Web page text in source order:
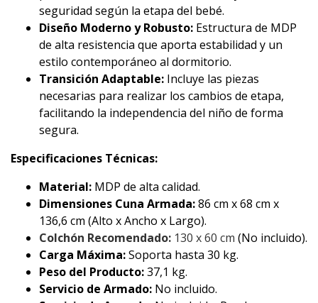
seguridad según la etapa del bebé.
Diseño Moderno y Robusto: Estructura de MDP
de alta resistencia que aporta estabilidad y un
estilo contemporáneo al dormitorio.
Transición Adaptable: Incluye las piezas
necesarias para realizar los cambios de etapa,
facilitando la independencia del niño de forma
segura.
Especificaciones Técnicas:
Material: MDP de alta calidad.
Dimensiones Cuna Armada:86 cm x 68 cm x
136,6 cm (Alto x Ancho x Largo).
Colchón Recomendado: 130 x 60 cm (No incluido).
Carga Máxima:Soporta hasta 30 kg.
Peso del Producto:37,1 kg.
Servicio de Armado: No incluido.